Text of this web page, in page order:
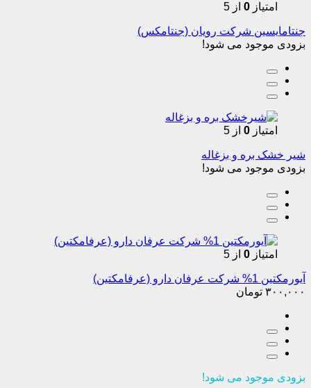
امتیاز 0 از 5
جنتامایسین شرکت رویان (جنتامکس)
بزودی موجود می شود!
امتیاز 0 از 5
شیر خشک بره و بزغاله
بزودی موجود می شود!
امتیاز 0 از 5
آیورمکتین 1% شرکت عرفان دارو (عرفامکتین)
۳۰۰,۰۰۰ تومان
بزودی موجود می شود!